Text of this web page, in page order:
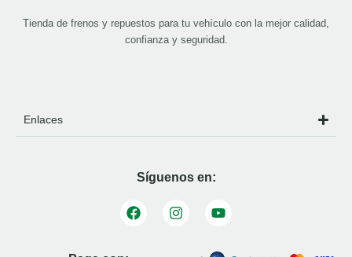
Tienda de frenos y repuestos para tu vehículo con la mejor calidad,
confianza y seguridad.
Enlaces
Síguenos en: